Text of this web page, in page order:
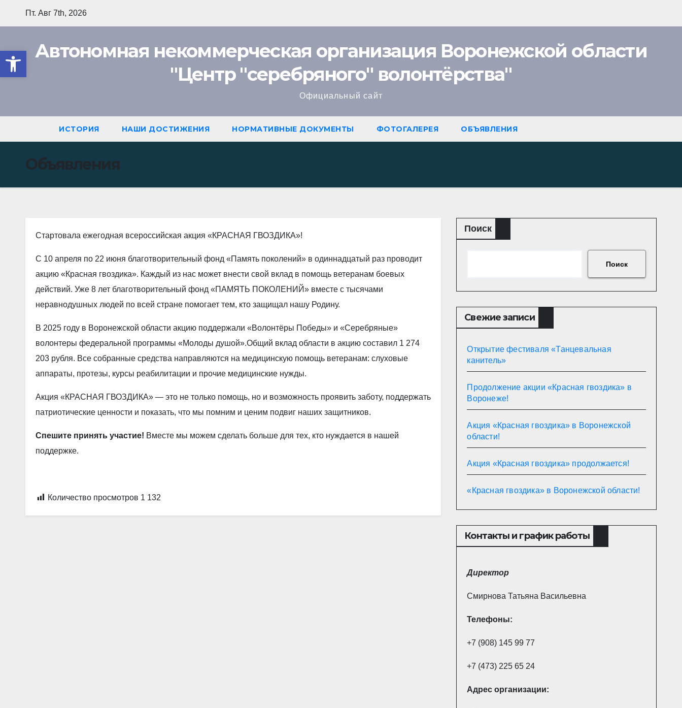
Пт. Авг 7th, 2026
Автономная некоммерческая организация Воронежской области
"Центр "cеребряного" волонтёрства"
Официальный сайт
ИСТОРИЯ НАШИ ДОСТИЖЕНИЯ НОРМАТИВНЫЕ ДОКУМЕНТЫ ФОТОГАЛЕРЕЯ ОБЪЯВЛЕНИЯ
Объявления
Стартовала ежегодная всероссийская акция «КРАСНАЯ ГВОЗДИКА»!
С 10 апреля по 22 июня благотворительный фонд «Память поколений» в одиннадцатый раз проводит
акцию «Красная гвоздика». Каждый из нас может внести свой вклад в помощь ветеранам боевых
действий. Уже 8 лет благотворительный фонд «ПАМЯТЬ ПОКОЛЕНИЙ» вместе с тысячами
неравнодушных людей по всей стране помогает тем, кто защищал нашу Родину.
В 2025 году в Воронежской области акцию поддержали «Волонтёры Победы» и «Серебряные»
волонтеры федеральной программы «Молоды душой».Общий вклад области в акцию составил 1 274
203 рубля. Все собранные средства направляются на медицинскую помощь ветеранам: слуховые
аппараты, протезы, курсы реабилитации и прочие медицинские нужды.
Акция «КРАСНАЯ ГВОЗДИКА» — это не только помощь, но и возможность проявить заботу, поддержать
патриотические ценности и показать, что мы помним и ценим подвиг наших защитников.
Спешите принять участие! Вместе мы можем сделать больше для тех, кто нуждается в нашей
поддержке.
Количество просмотров 1 132
Поиск
Поиск
Свежие записи
Открытие фестиваля «Танцевальная
канитель»
Продолжение акции «Красная гвоздика» в
Воронеже!
Акция «Красная гвоздика» в Воронежской
области!
Акция «Красная гвоздика» продолжается!
«Красная гвоздика» в Воронежской области!
Контакты и график работы
Директор
Смирнова Татьяна Васильевна
Телефоны:
+7 (908) 145 99 77
+7 (473) 225 65 24
Адрес организации:
Открыть панель инструментов